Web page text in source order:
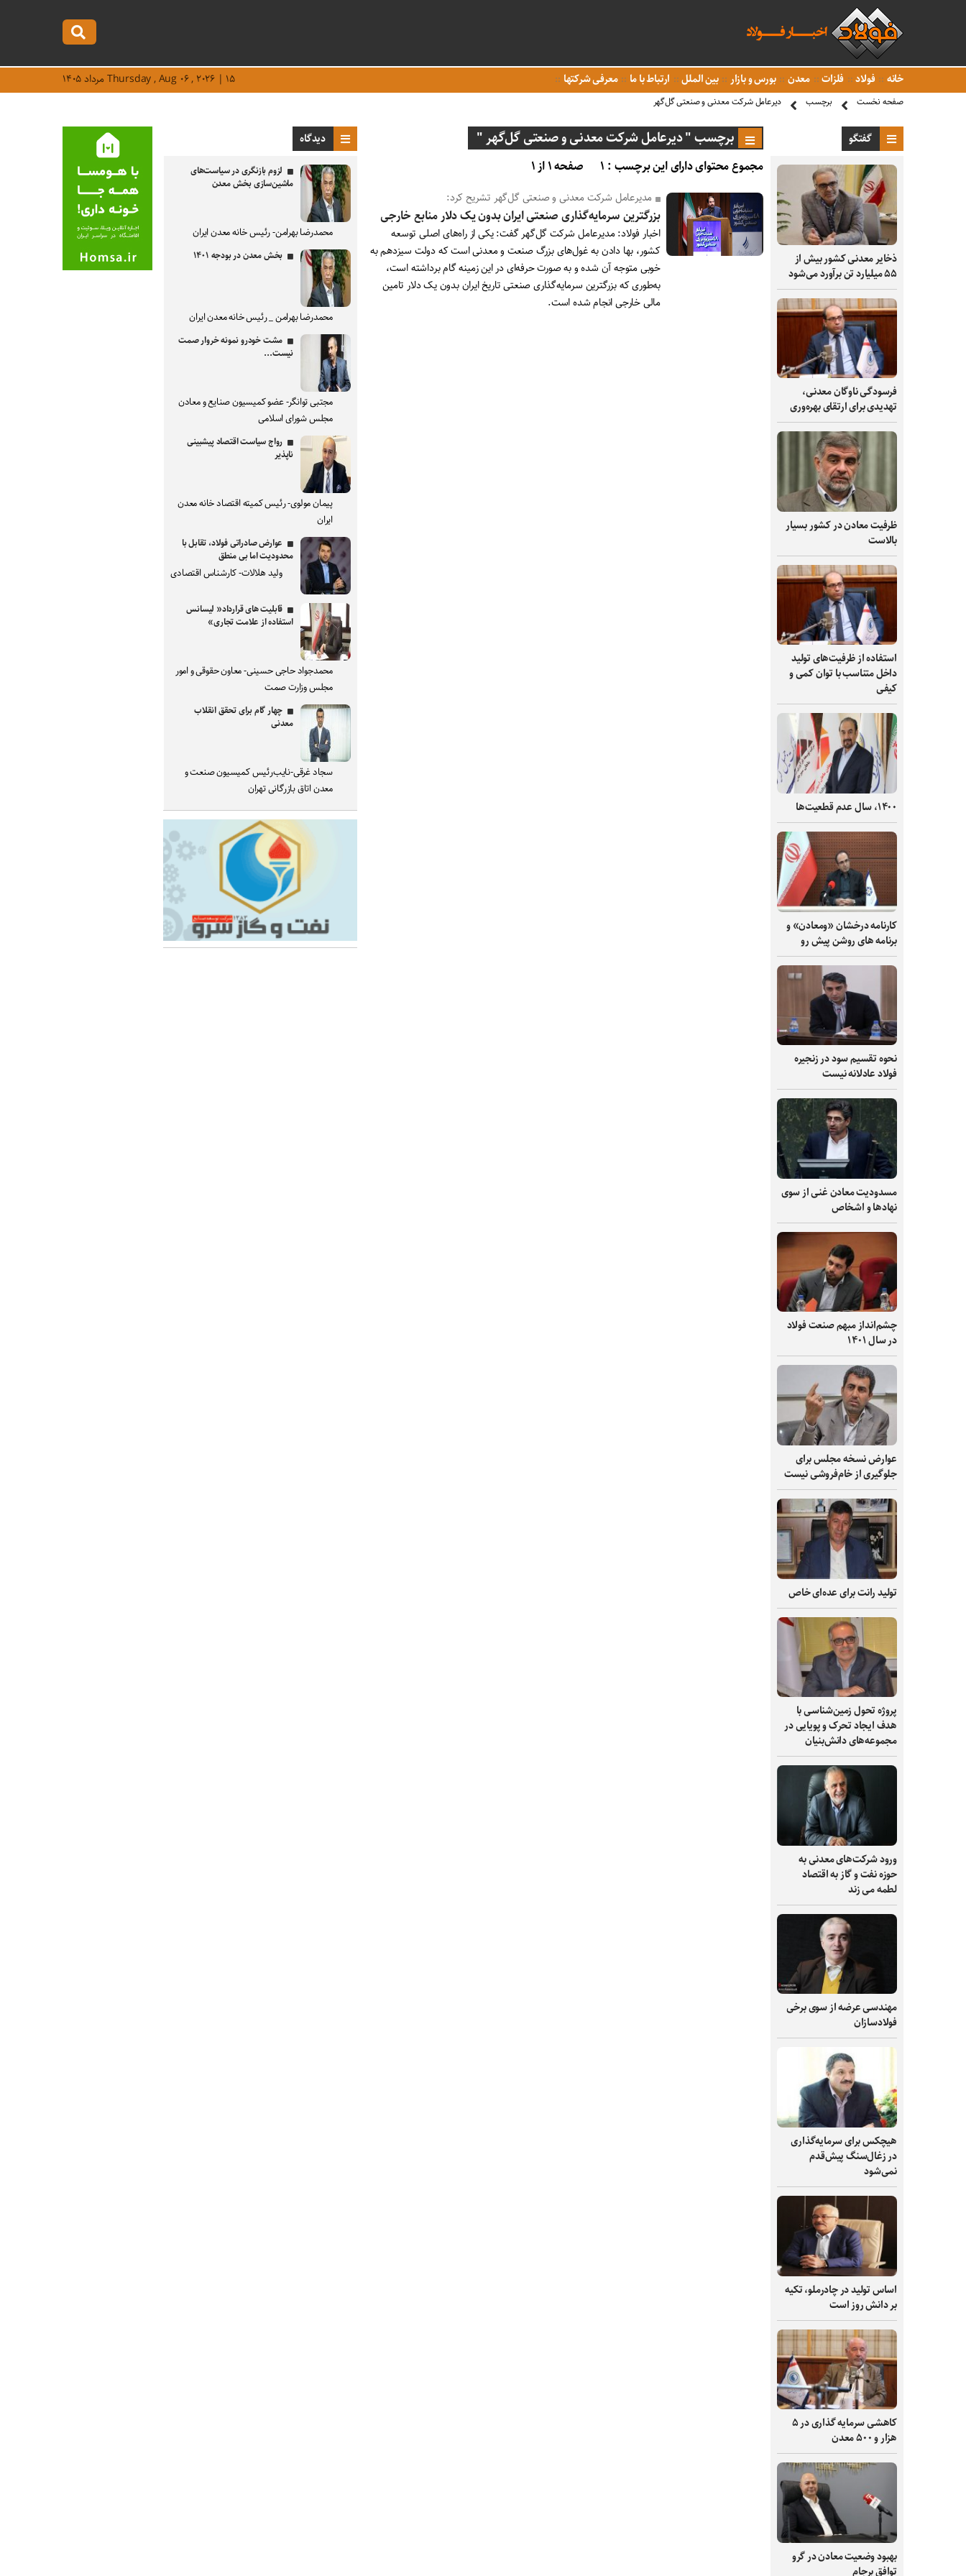
خانه فولاد فلزات معدن بورس و بازار بین الملل ارتباط با ما معرفی شرکتها Thursday , Aug ۰۶ , ۲۰۲۶ | ۱۵ مرداد ۱۴۰۵
صفحه نخست برچسب دیرعامل شرکت معدنی و صنعتی گل‌گهر
گفتگو
ذخایر معدنی کشور بیش از
۵۵ میلیارد تن برآورد می‌شود
فرسودگی ناوگان معدنی،
تهدیدی برای ارتقای بهره‌وری
ظرفیت‌ معادن در کشور بسیار
بالاست
استفاده از ظرفیت‌های تولید
داخل متناسب با توان کمی و
کیفی
۱۴۰۰، سال عدم قطعیت‌ها
کارنامه درخشان «ومعادن» و
برنامه های روشن پیش رو
نحوه تقسیم سود در زنجیره
فولاد عادلانه نیست
مسدودیت معادن غنی از سوی
نهادها و اشخاص
چشم‌انداز مبهم صنعت فولاد
در سال ۱۴۰۱
عوارض نسخه مجلس برای
جلوگیری از خام‌فروشی نیست
تولید رانت برای عده‌ای خاص
پروژه تحول زمین‌شناسی با
هدف ایجاد تحرک و پویایی در
مجموعه‌های دانش‌بنیان
ورود شرکت‌های معدنی به
حوزه نفت و گاز به اقتصاد
لطمه می زند
مهندسی عرضه از سوی برخی
فولادسازان
هیچکس برای سرمایه‌گذاری
در زغال‌سنگ پیش‌قدم
نمی‌شود
اساس تولید در چادرملو، تکیه
بر دانش‌ روز است
کاهشی سرمایه گذاری در ۵
هزار و ۵۰۰ معدن
بهبود وضعیت معادن در گرو
توافق برجام
برچسب " دیرعامل شرکت معدنی و صنعتی گل‌گهر "
مجموع محتوای دارای این برچسب : ۱ صفحه ۱ از ۱
مدیرعامل شرکت معدنی و صنعتی گل‌گهر تشریح کرد:
بزرگترین سرمایه‌گذاری صنعتی ایران بدون یک دلار منابع خارجی
اخبار فولاد: مدیرعامل شرکت گل‌گهر گفت: یکی از راه‌های اصلی توسعه
کشور، بها دادن به غول‌های بزرگ صنعت و معدنی است که دولت سیزدهم به
خوبی متوجه آن شده و به صورت حرفه‌ای در این زمینه گام برداشته است،
به‌طوری که بزرگترین سرمایه‌گذاری صنعتی تاریخ ایران بدون یک دلار تامین
مالی خارجی انجام شده است.
دیدگاه
لزوم بازنگری در سیاست‌های
ماشین‌سازی بخش معدن
محمدرضا بهرامن- رئیس خانه معدن ایران
بخش معدن در بودجه ۱۴۰۱
محمدرضا بهرامن _ رئیس خانه معدن ایران
مشت خودرو نمونه خروار صمت
نیست...
مجتبی توانگر- عضو کمیسیون صنایع و معادن
مجلس شورای اسلامی
رواج سیاست اقتصاد پیشبینی
ناپذیر
پیمان مولوی- رئیس کمیته اقتصاد خانه معدن
ایران
عوارض صادراتی فولاد، تقابل با
محدودیت اما بی منطق
ولید هلالات- کارشناس اقتصادی
قابلیت های قرارداد« لیسانس
استفاده از علامت تجاری»
محمدجواد حاجی حسینی- معاون حقوقی و امور
مجلس وزارت صمت
چهار گام برای تحقق انقلاب
معدنی
سجاد غرقی-نایب‌رئیس کمیسیون صنعت و
معدن اتاق بازرگانی تهران